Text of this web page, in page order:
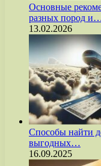
Основные
разных пород
13.02.2026
Способы найти
выгодных…
16.09.2025